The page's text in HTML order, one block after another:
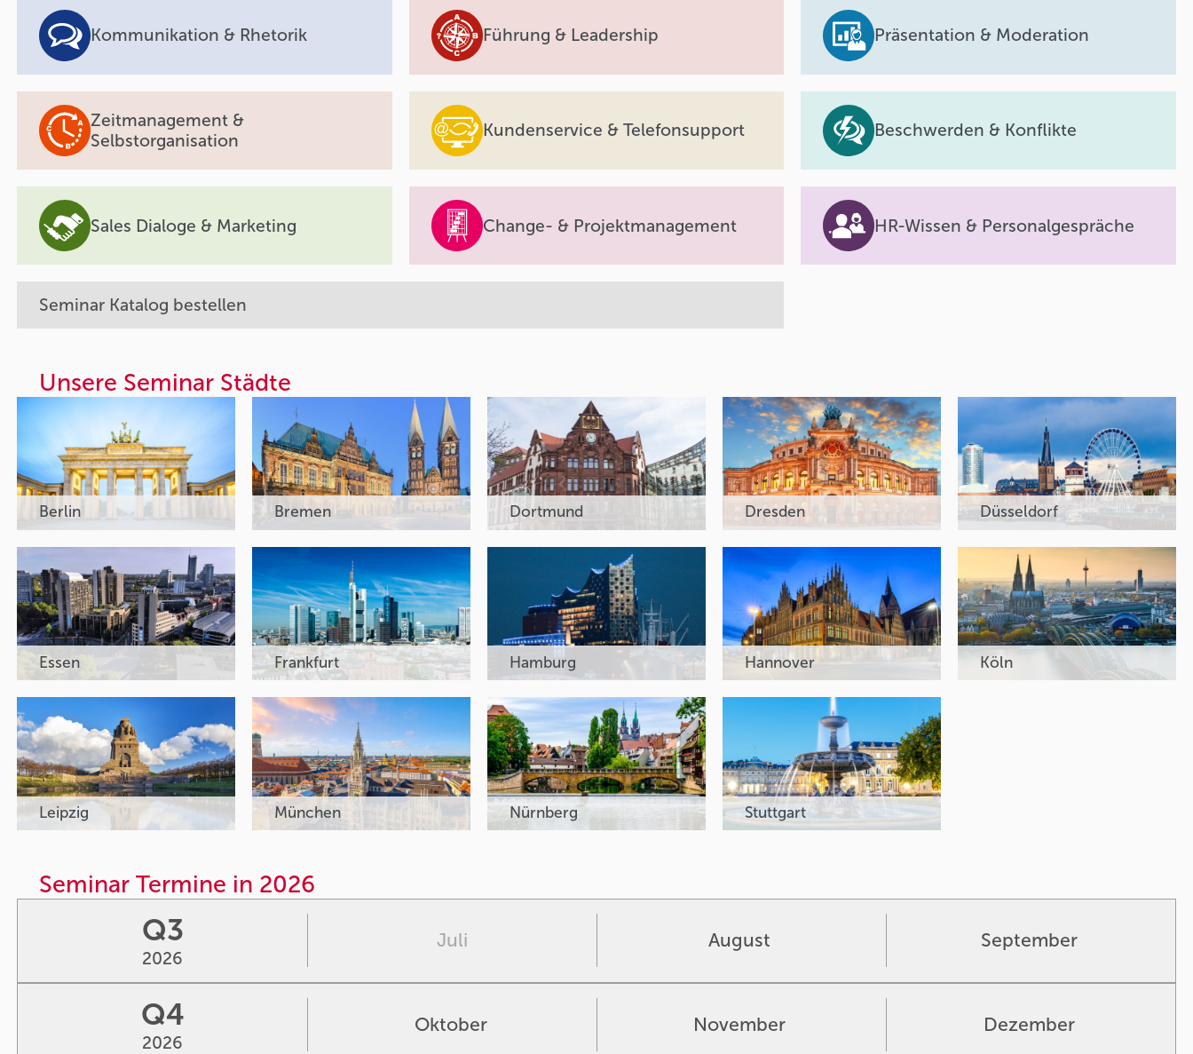
Kommunikation & Rhetorik Führung & Leadership Präsentation & Moderation
Zeitmanagement &
Selbstorganisation
Kundenservice & Telefonsupport Beschwerden & Konflikte
Sales Dialoge & Marketing Change- & Projektmanagement HR-Wissen & Personalgespräche
Seminar Katalog bestellen
Unsere Seminar Städte
Berlin Bremen Dortmund Dresden Düsseldorf
Essen Frankfurt Hamburg Hannover Köln
Leipzig München Nürnberg Stuttgart
Seminar Termine in 2026
Q3
2026
Juli August September
Q4
2026
Oktober November Dezember